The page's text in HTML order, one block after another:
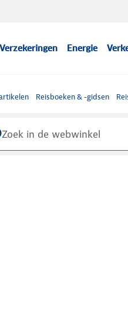
Verzekeringen Energie
Reisboeken & -gidsen